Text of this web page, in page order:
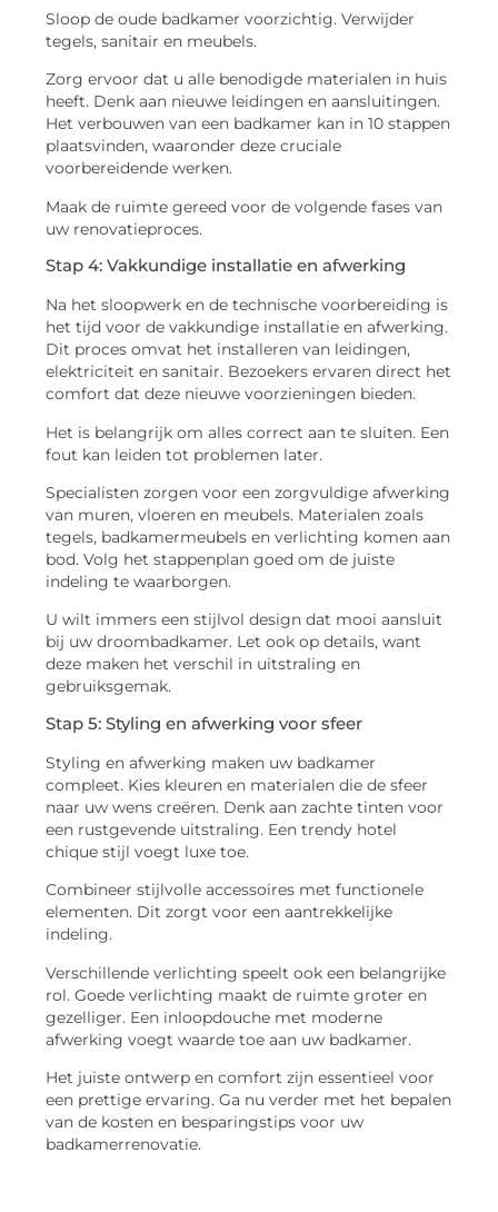
Sloop de oude badkamer voorzichtig. Verwijder
tegels, sanitair en meubels.
Zorg ervoor dat u alle benodigde materialen in huis
heeft. Denk aan nieuwe leidingen en aansluitingen.
Het verbouwen van een badkamer kan in 10 stappen
plaatsvinden, waaronder deze cruciale
voorbereidende werken.
Maak de ruimte gereed voor de volgende fases van
uw renovatieproces.
Stap 4: Vakkundige installatie en afwerking
Na het sloopwerk en de technische voorbereiding is
het tijd voor de vakkundige installatie en afwerking.
Dit proces omvat het installeren van leidingen,
elektriciteit en sanitair. Bezoekers ervaren direct het
comfort dat deze nieuwe voorzieningen bieden.
Het is belangrijk om alles correct aan te sluiten. Een
fout kan leiden tot problemen later.
Specialisten zorgen voor een zorgvuldige afwerking
van muren, vloeren en meubels. Materialen zoals
tegels, badkamermeubels en verlichting komen aan
bod. Volg het stappenplan goed om de juiste
indeling te waarborgen.
U wilt immers een stijlvol design dat mooi aansluit
bij uw droombadkamer. Let ook op details, want
deze maken het verschil in uitstraling en
gebruiksgemak.
Stap 5: Styling en afwerking voor sfeer
Styling en afwerking maken uw badkamer
compleet. Kies kleuren en materialen die de sfeer
naar uw wens creëren. Denk aan zachte tinten voor
een rustgevende uitstraling. Een trendy hotel
chique stijl voegt luxe toe.
Combineer stijlvolle accessoires met functionele
elementen. Dit zorgt voor een aantrekkelijke
indeling.
Verschillende verlichting speelt ook een belangrijke
rol. Goede verlichting maakt de ruimte groter en
gezelliger. Een inloopdouche met moderne
afwerking voegt waarde toe aan uw badkamer.
Het juiste ontwerp en comfort zijn essentieel voor
een prettige ervaring. Ga nu verder met het bepalen
van de kosten en besparingstips voor uw
badkamerrenovatie.